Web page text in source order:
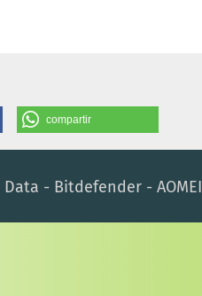
compartir
- Bitdefender - AOMEI